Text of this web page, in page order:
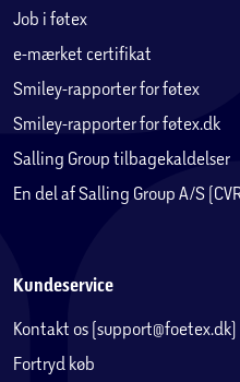
Job i føtex
e-mærket certifikat
Smiley-rapporter for føtex
Smiley-rapporter for føtex.dk
Salling Group tilbagekaldelser
En del af Salling Group A/S
Kundeservice
Kontakt os (support@foetex.dk)
Fortryd køb